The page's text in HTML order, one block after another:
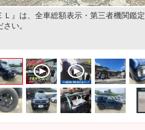
Ｌ』は、全車総額表示・第三者機関鑑
い。